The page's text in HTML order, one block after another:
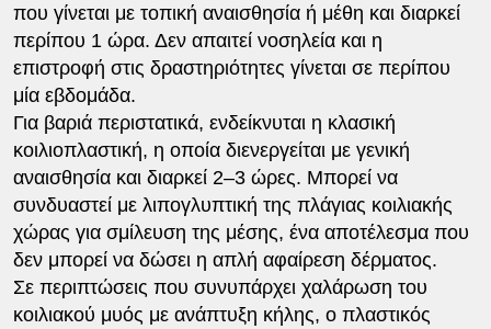
που γίνεται με τοπική αναισθησία ή μέθη και διαρκεί
περίπου 1 ώρα. Δεν απαιτεί νοσηλεία και η
επιστροφή στις δραστηριότητες γίνεται σε περίπου
μία εβδομάδα.
Για βαριά περιστατικά, ενδείκνυται η κλασική
κοιλιοπλαστική, η οποία διενεργείται με γενική
αναισθησία και διαρκεί 2–3 ώρες. Μπορεί να
συνδυαστεί με λιπογλυπτική της πλάγιας κοιλιακής
χώρας για σμίλευση της μέσης, ένα αποτέλεσμα που
δεν μπορεί να δώσει η απλή αφαίρεση δέρματος.
Σε περιπτώσεις που συνυπάρχει χαλάρωση του
κοιλιακού μυός με ανάπτυξη κήλης, ο πλαστικός